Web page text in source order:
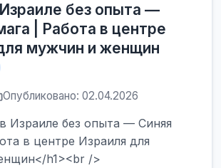
без опыта —
| Работа в центре
мужчин и женщин
Опубликовано: 02.04.2026
Израиле без опыта — Синяя
в центре Израиля для
h1><br />